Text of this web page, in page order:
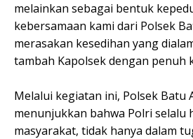
melainkan sebagai bentuk
kebersamaan kami dari Polsek
merasakan kesedihan yang
tambah Kapolsek dengan penuh
Melalui kegiatan ini, Polsek Batu
menunjukkan bahwa Polri selalu
masyarakat, tidak hanya dalam